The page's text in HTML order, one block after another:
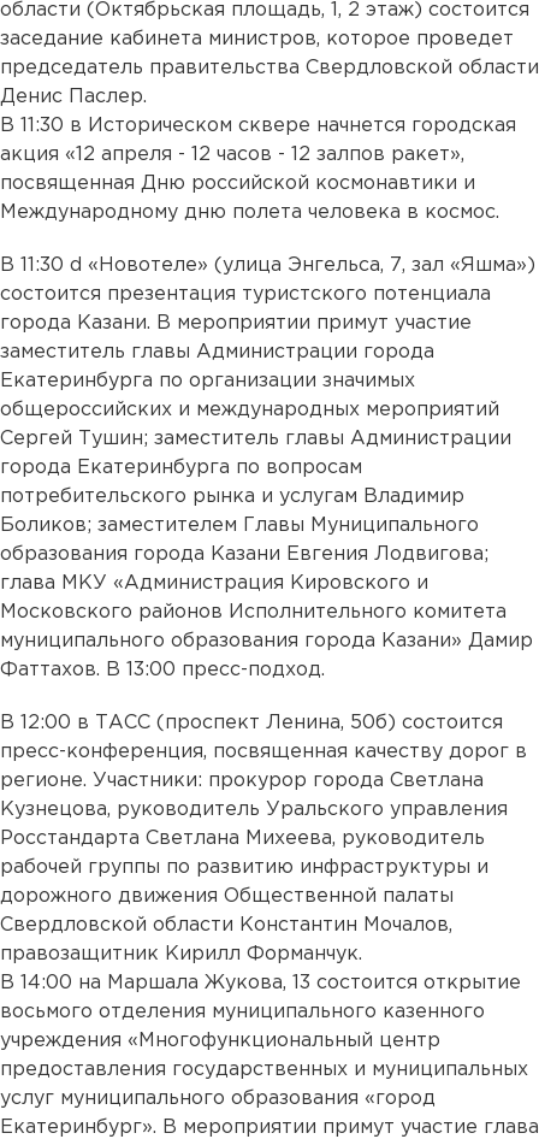
области (Октябрьская площадь, 1, 2 этаж) состоится
заседание кабинета министров, которое проведет
председатель правительства Свердловской области
Денис Паслер.
В 11:30 в Историческом сквере начнется городская
акция «12 апреля - 12 часов - 12 залпов ракет»,
посвященная Дню российской космонавтики и
Международному дню полета человека в космос.
В 11:30 d «Новотеле» (улица Энгельса, 7, зал «Яшма»)
состоится презентация туристского потенциала
города Казани. В мероприятии примут участие
заместитель главы Администрации города
Екатеринбурга по организации значимых
общероссийских и международных мероприятий
Сергей Тушин; заместитель главы Администрации
города Екатеринбурга по вопросам
потребительского рынка и услугам Владимир
Боликов; заместителем Главы Муниципального
образования города Казани Евгения Лодвигова;
глава МКУ «Администрация Кировского и
Московского районов Исполнительного комитета
муниципального образования города Казани» Дамир
Фаттахов. В 13:00 пресс-подход.
В 12:00 в ТАСС (проспект Ленина, 50б) состоится
пресс-конференция, посвященная качеству дорог в
регионе. Участники: прокурор города Светлана
Кузнецова, руководитель Уральского управления
Росстандарта Светлана Михеева, руководитель
рабочей группы по развитию инфраструктуры и
дорожного движения Общественной палаты
Свердловской области Константин Мочалов,
правозащитник Кирилл Форманчук.
В 14:00 на Маршала Жукова, 13 состоится открытие
восьмого отделения муниципального казенного
учреждения «Многофункциональный центр
предоставления государственных и муниципальных
услуг муниципального образования «город
Екатеринбург». В мероприятии примут участие глава